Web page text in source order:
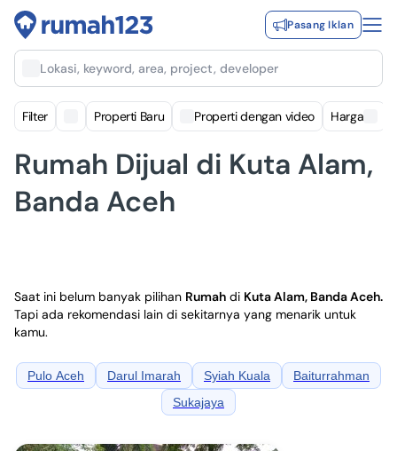
Pasang Iklan
Lokasi, keyword, area, project, developer
Filter Properti Baru Properti dengan video Harga
Rumah Dijual di Kuta Alam,
Banda Aceh
Saat ini belum banyak pilihan Rumah di Kuta Alam, Banda Aceh.
Tapi ada rekomendasi lain di sekitarnya yang menarik untuk
kamu.
Pulo Aceh Darul Imarah Syiah Kuala
Baiturrahman
Sukajaya